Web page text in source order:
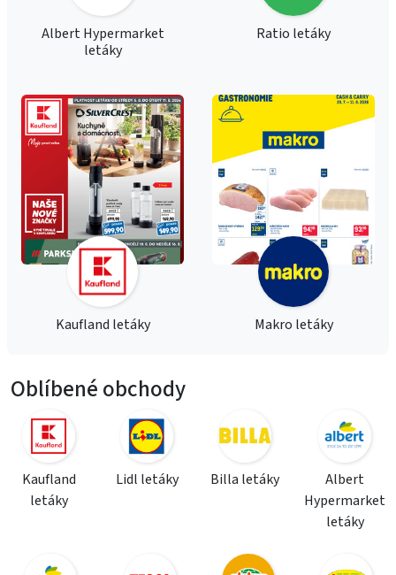
Albert Hypermarket
letáky
Ratio letáky
Kaufland letáky Makro letáky
Oblíbené obchody
Kaufland
letáky
Lidl letáky Billa letáky
Albert
Hypermarket
letáky